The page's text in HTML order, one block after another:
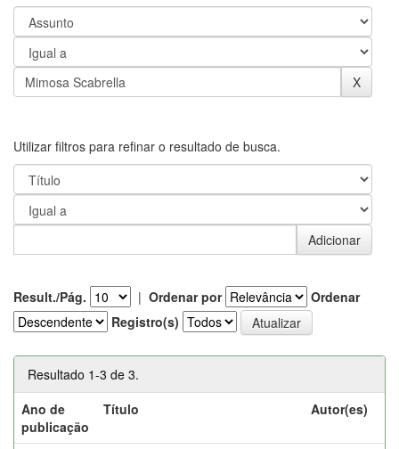
Utilizar filtros para refinar o resultado de busca.
Result./Pág. | Ordenar por
Ordenar
Registro(s)
Resultado 1-3 de 3.
Ano de
publicação
Título Autor(es)